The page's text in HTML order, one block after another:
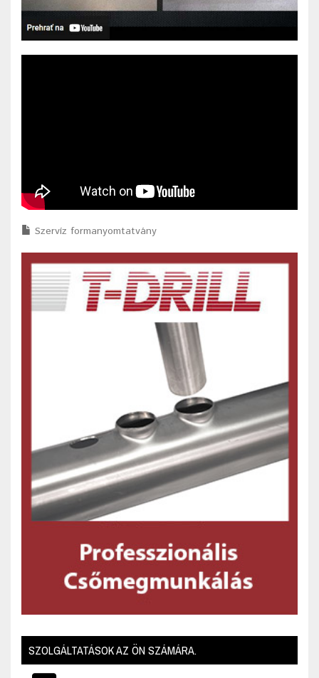
Szervíz formanyomtatvány
SZOLGÁLTATÁSOK AZ ÖN SZÁMÁRA.